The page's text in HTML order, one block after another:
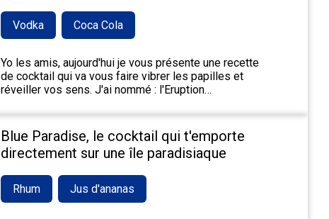
Vodka Coca Cola
Yo les amis, aujourd'hui je vous présente une recette
de cocktail qui va vous faire vibrer les papilles et
réveiller vos sens. J'ai nommé : l'Eruption…
Blue Paradise, le cocktail qui t'emporte
directement sur une île paradisiaque
Rhum Jus d'ananas